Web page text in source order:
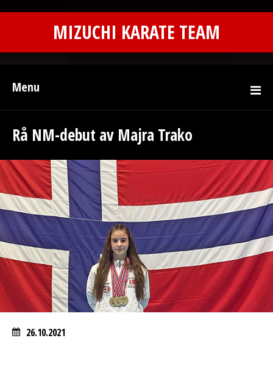
MIZUCHI KARATE TEAM
Menu
Rå NM-debut av Majra Trako
26.10.2021